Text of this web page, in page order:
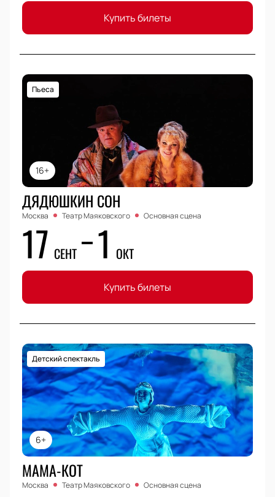
Купить билеты
16+
Пьеса
ДЯДЮШКИН СОН
Москва Театр Маяковского Основная сцена
17 СЕНТ 1 ОКТ
Купить билеты
6+
Детский спектакль
МАМА-КОТ
Москва Театр Маяковского Основная сцена